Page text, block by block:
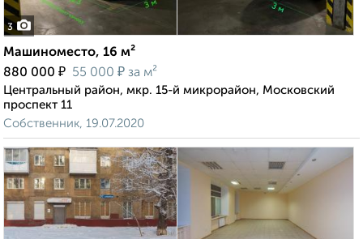
3
Машиноместо, 16 м²
880 000 ₽ 55 000 ₽ за м²
Центральный район, мкр. 15-й микрорайон, Московский
проспект 11
Собственник, 19.07.2020